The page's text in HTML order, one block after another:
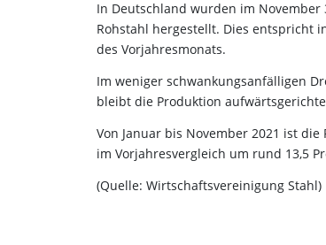
In Deutschland wurden im November
Rohstahl hergestellt. Dies entspricht
des Vorjahresmonats.
Im weniger schwankungsanfälligen
bleibt die Produktion
Von Januar bis November 2021 ist
im Vorjahresvergleich um rund 13,5
(Quelle: Wirtschaftsvereinigung Stahl)